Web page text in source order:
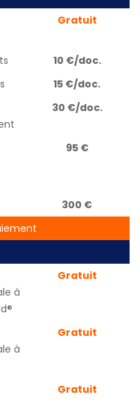
Gratuit
10 €/doc.
15 €/doc.
30 €/doc.
95 €
300 €
à
Gratuit
à
Gratuit
Gratuit